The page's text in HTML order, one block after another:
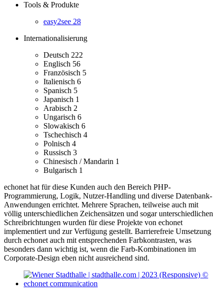
Tools & Produkte
easy2see 28
Internationalisierung
Deutsch 222
Englisch 56
Französisch 5
Italienisch 6
Spanisch 5
Japanisch 1
Arabisch 2
Ungarisch 6
Slowakisch 6
Tschechisch 4
Polnisch 4
Russisch 3
Chinesisch / Mandarin 1
Bulgarisch 1
echonet hat für diese Kunden auch den Bereich PHP-
Programmierung, Logik, Nutzer-Handling und diverse Datenbank-
Anwendungen errichtet. Mehrere Sprachen, teilweise auch mit
völlig unterschiedlichen Zeichensätzen und sogar unterschiedlichen
Schreibrichtungen wurden für diese Projekte von echonet
implementiert und zur Verfügung gestellt. Barrierefreie Umsetzung
durch echonet auch mit entsprechenden Farbkontrasten, was
besonders dann wichtig ist, wenn die Farb-Kombinationen im
Corporate-Design eben nicht ausreichend sind.